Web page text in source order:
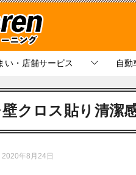
い・店舗サービス 自動
クロス貼り清潔感
2020年8月24日